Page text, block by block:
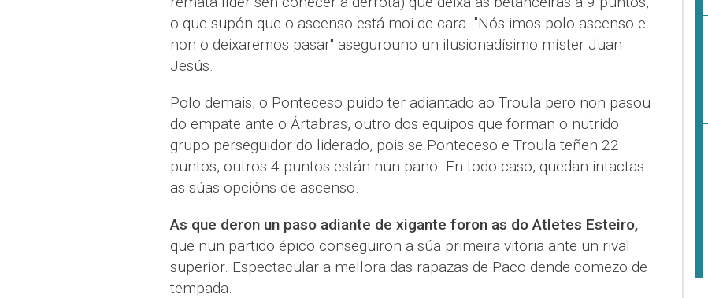
o que supón que o ascenso está moi de cara. "Nós imos polo ascenso e
non o deixaremos pasar" asegurouno un ilusionadísimo míster Juan
Jesús.
Polo demais, o Ponteceso puido ter adiantado ao Troula pero non pasou
do empate ante o Ártabras, outro dos equipos que forman o nutrido
grupo perseguidor do liderado, pois se Ponteceso e Troula teñen 22
puntos, outros 4 puntos están nun pano. En todo caso, quedan intactas
as súas opcións de ascenso.
As que deron un paso adiante de xigante foron as do Atletes Esteiro,
que nun partido épico conseguiron a súa primeira vitoria ante un rival
superior. Espectacular a mellora das rapazas de Paco dende comezo de
tempada.